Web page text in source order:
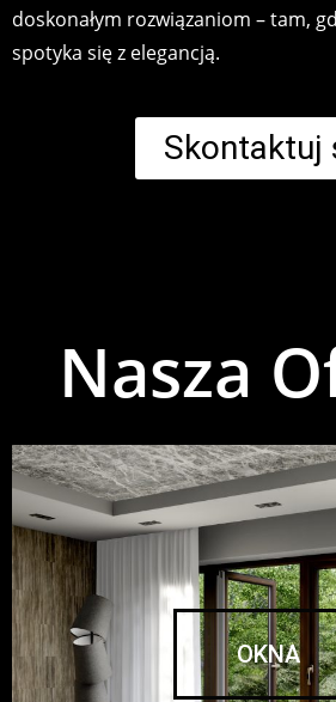
doskonałym rozwiązaniom – tam,
spotyka się z elegancją.
Skontaktuj
Nasza
OKNA